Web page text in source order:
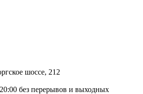
шоссе, 212
без перерывов и выходных